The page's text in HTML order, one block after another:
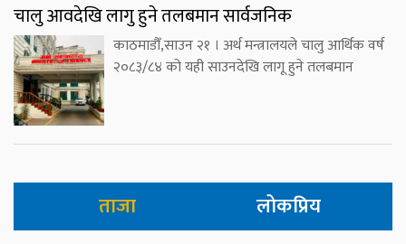
चालु आवदेखि लागु हुने तलबमान सार्वजनिक
काठमाडौँ,साउन २१ । अर्थ मन्त्रालयले चालु आर्थिक वर्ष
२०८३/८४ को यही साउनदेखि लागू हुने तलबमान
ताजा लोकप्रिय